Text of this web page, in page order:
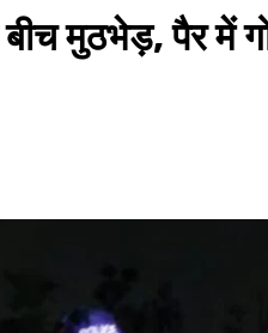
मुठभेड़, पैर में